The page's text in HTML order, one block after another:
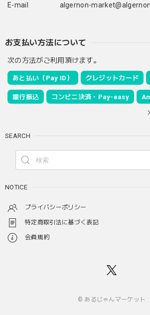
E-mail
algernon-
お支払い方法について
次の方法がご利用頂けます。
あと払い（Pay ID） クレジットカード
銀行振込 コンビニ決済・Pay-easy
SEARCH
NOTICE
プライバシーポリシー
特定商取引法に基づく表記
会員規約
© あるじゃんマーケット